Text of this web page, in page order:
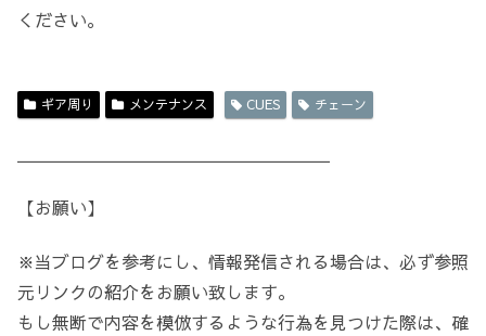
ください。
ギア周り メンテナンス CUES チェーン
【お願い】
※当ブログを参考にし、情報発信される場合は、必ず参照
元リンクの紹介をお願い致します。
もし無断で内容を模倣するような行為を見つけた際は、確